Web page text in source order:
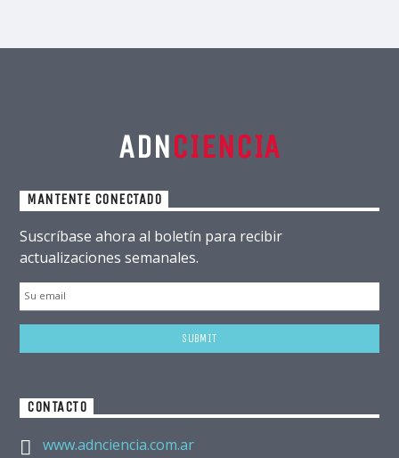
ADNCIENCIA
MANTENTE CONECTADO
Suscríbase ahora al boletín para recibir
actualizaciones semanales.
CONTACTO
www.adnciencia.com.ar